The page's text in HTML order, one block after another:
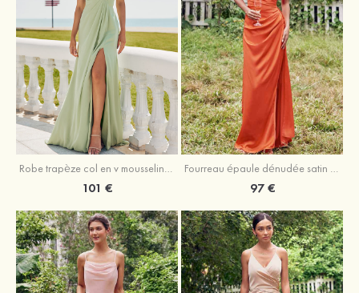
Robe trapèze col en v mousseline ras du sol robe de demoiselle d'honneur
101 €
Fourreau épaule dénudée satin extensible ras du sol robe de demoiselle d'honneur
97 €